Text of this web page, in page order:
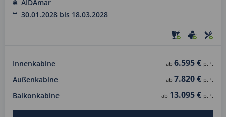
AIDAmar
30.01.2028 bis 18.03.2028
Innenkabine ab 6.595 € p.P.
Außenkabine ab 7.820 € p.P.
Balkonkabine ab 13.095 € p.P.